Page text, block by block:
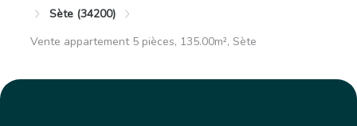
Sète (34200)
Vente appartement 5 pièces, 135.00m², Sète